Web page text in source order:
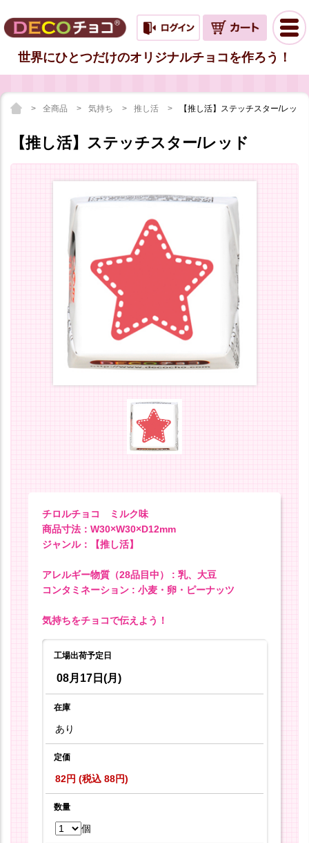
世界にひとつだけのオリジナルチョコを作ろう！
全商品 気持ち 推し活 【推し活】ステッチスター/レッド
【推し活】ステッチスター/レッド
チロルチョコ ミルク味
商品寸法：W30×W30×D12mm
ジャンル：【推し活】
アレルギー物質（28品目中） : 乳、大豆
コンタミネーション : 小麦・卵・ピーナッツ
気持ちをチョコで伝えよう！
工場出荷予定日
08月17日(月)
在庫
あり
定価
82円 (税込 88円)
数量
個